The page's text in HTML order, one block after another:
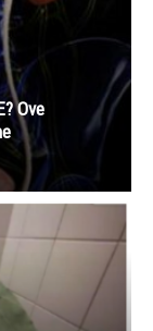
Ove